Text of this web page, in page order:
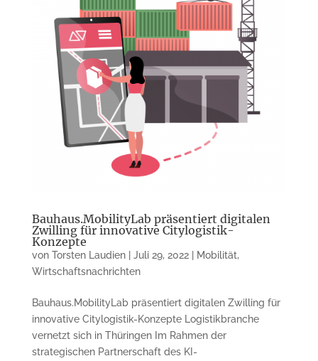
Bauhaus.MobilityLab präsentiert digitalen
Zwilling für innovative Citylogistik-
Konzepte
von Torsten Laudien| Juli 29, 2022| Mobilität,
Wirtschaftsnachrichten
Bauhaus.MobilityLab präsentiert digitalen Zwilling für
innovative Citylogistik-Konzepte Logistikbranche
vernetzt sich in Thüringen Im Rahmen der
strategischen Partnerschaft des KI-